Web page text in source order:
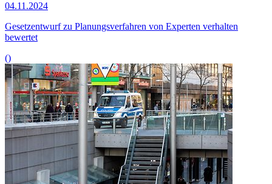
04.11.2024
Gesetzentwurf zu Planungsverfahren von Experten verhalten
bewertet
()